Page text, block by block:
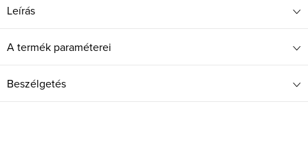
Leírás
A termék paraméterei
Beszélgetés